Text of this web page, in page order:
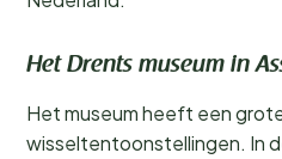
Het Drents museum in
Het museum heeft een
wisseltentoonstellingen. In